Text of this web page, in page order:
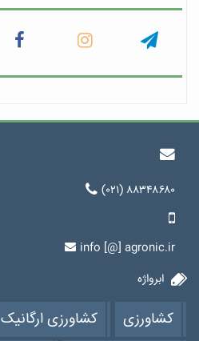
(۰۲۱) ۸۸۳۴۸۶۸۰
info [@] agronic.ir
ابرواژه
کشاورزی کشاورزی ارگانیک